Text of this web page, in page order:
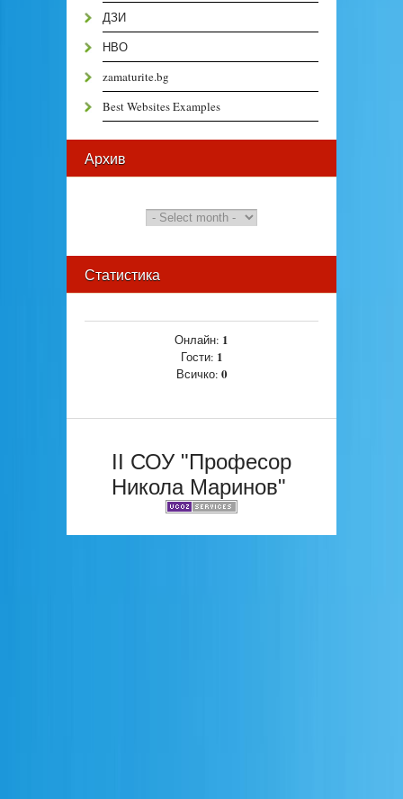
ДЗИ
НВО
zamaturite.bg
Best Websites Examples
Архив
Статистика
Онлайн: 1
Гости: 1
Всичко: 0
II СОУ "Професор
Никола Маринов"